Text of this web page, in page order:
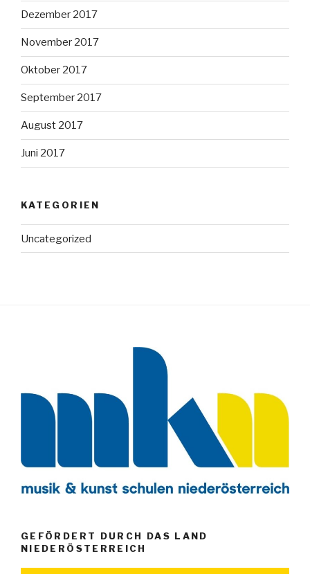
Dezember 2017
November 2017
Oktober 2017
September 2017
August 2017
Juni 2017
KATEGORIEN
Uncategorized
GEFÖRDERT DURCH DAS LAND
NIEDERÖSTERREICH